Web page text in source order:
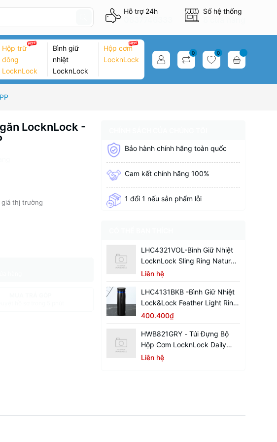
Hỗ trợ 24h Số hệ thống
Hộp trữ
đông
LocknLock
Bình giữ
nhiệt
LocknLock
Hộp cơm
LocknLock
0 0
LocknLock -
thị trường
Bảo hành chính hãng toàn quốc
Cam kết chính hãng 100%
1 đổi 1 nếu sản phẩm lỗi
LHC4321VOL-Bình Giữ Nhiệt
LocknLock Sling Ring Nature
Tumbler 650ml
Liên hệ
LHC4131BKB -Bình Giữ Nhiệt
Lock&Lock Feather Light Ring
450ml - Màu Đen / Xanh
400.400₫
HWB821GRY - Túi Đựng Bộ
Hộp Cơm LocknLock Daily
Cooler - Màu Xám
Liên hệ